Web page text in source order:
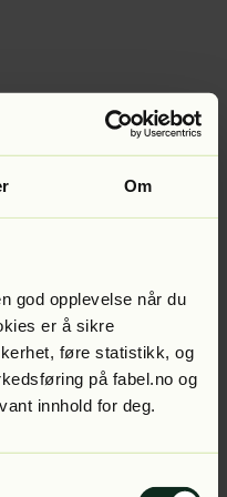
Om
god opplevelse når du
er å sikre
føre statistikk, og
på fabel.no og
innhold for deg.